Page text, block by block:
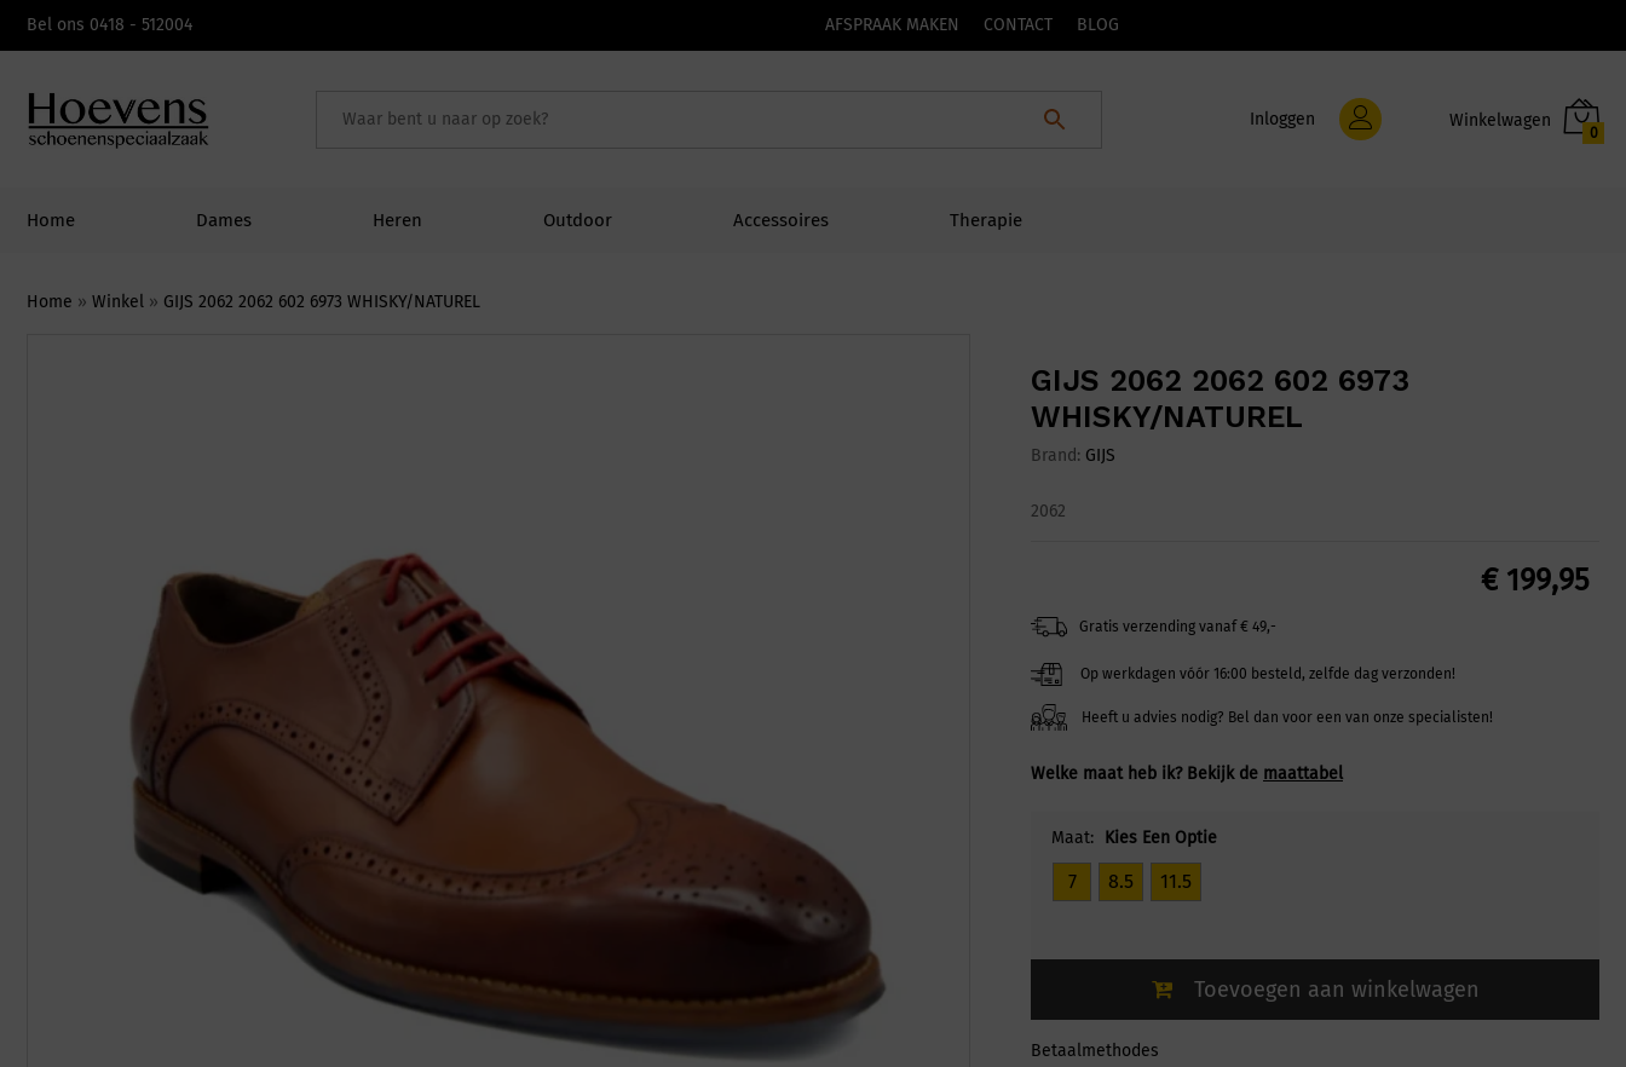
Bel ons 0418 - 512004 AFSPRAAK MAKEN CONTACT BLOG
Inloggen
0
Home Dames Heren Outdoor Accessoires Therapie
Home » Winkel » GIJS 2062 2062 602 6973 WHISKY/NATUREL
GIJS 2062 2062 602 6973
WHISKY/NATUREL
Brand: GIJS
2062
€199,95
Gratis verzending vanaf € 49,-
Op werkdagen vóór 16:00 besteld, zelfde dag verzonden!
Heeft u advies nodig? Bel dan voor een van onze specialisten!
Welke maat heb ik? Bekijk de maattabel
Maat: Kies Een Optie
7 8.5 11.5
Toevoegen aan winkelwagen
Betaalmethodes